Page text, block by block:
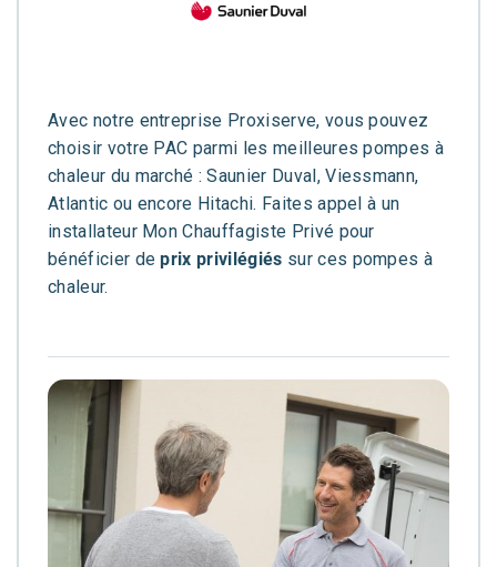
Avec notre entreprise Proxiserve, vous pouvez
choisir votre PAC parmi les meilleures pompes à
chaleur du marché : Saunier Duval, Viessmann,
Atlantic ou encore Hitachi. Faites appel à un
installateur Mon Chauffagiste Privé pour
bénéficier de prix privilégiés sur ces pompes à
chaleur.